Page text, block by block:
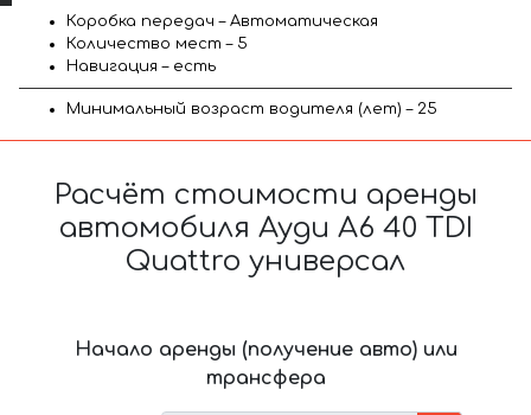
Коробка передач – Автоматическая
Количество мест – 5
Навигация – есть
Минимальный возраст водителя (лет) – 25
Расчёт стоимости аренды
автомобиля Ауди A6 40 TDI
Quattro универсал
Начало аренды (получение авто) или
трансфера